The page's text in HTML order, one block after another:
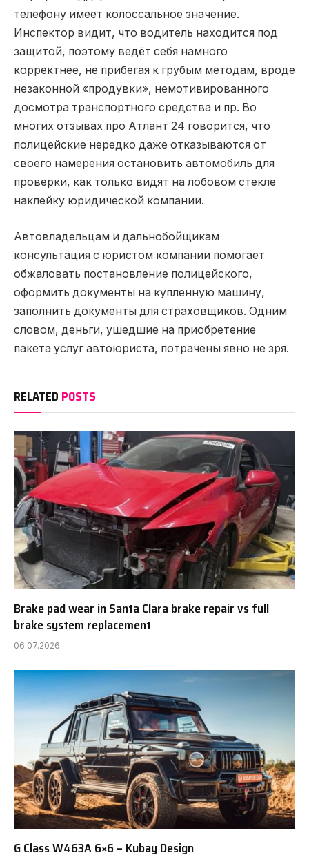
телефону имеет колоссальное значение.
Инспектор видит, что водитель находится под
защитой, поэтому ведёт себя намного
корректнее, не прибегая к грубым методам, вроде
незаконной «продувки», немотивированного
досмотра транспортного средства и пр. Во
многих отзывах про Атлант 24 говорится, что
полицейские нередко даже отказываются от
своего намерения остановить автомобиль для
проверки, как только видят на лобовом стекле
наклейку юридической компании.
Автовладельцам и дальнобойщикам
консультация с юристом компании помогает
обжаловать постановление полицейского,
оформить документы на купленную машину,
заполнить документы для страховщиков. Одним
словом, деньги, ушедшие на приобретение
пакета услуг автоюриста, потрачены явно не зря.
RELATED POSTS
Brake pad wear in Santa Clara brake repair vs full
brake system replacement
06.07.2026
G Class W463A 6×6 – Kubay Design